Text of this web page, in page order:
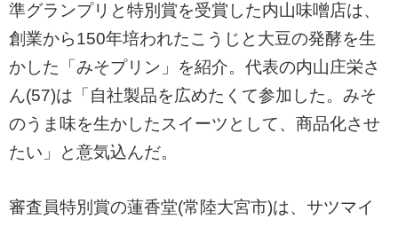
準グランプリと特別賞を受賞した内山味噌店は、
創業から150年培われたこうじと大豆の発酵を生
かした「みそプリン」を紹介。代表の内山庄栄さ
ん(57)は「自社製品を広めたくて参加した。みそ
のうま味を生かしたスイーツとして、商品化させ
たい」と意気込んだ。
審査員特別賞の蓮香堂(常陸大宮市)は、サツマイ